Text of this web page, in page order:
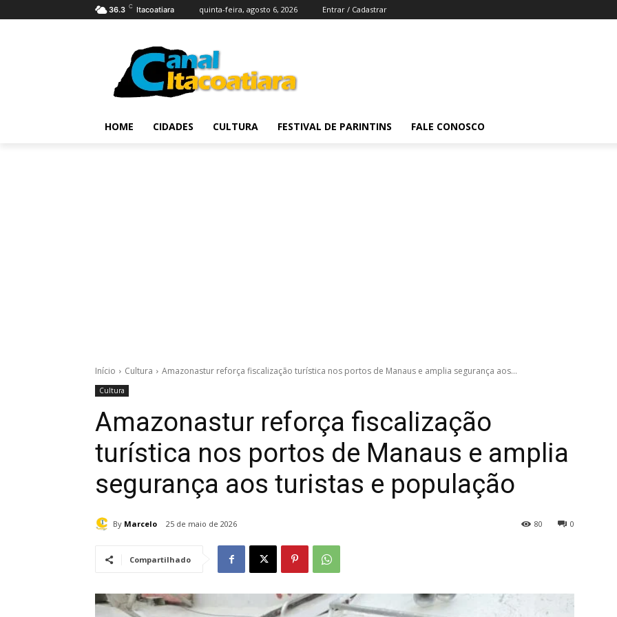
36.3 C Itacoatiara quinta-feira, agosto 6, 2026 Entrar / Cadastrar
HOME CIDADES CULTURA FESTIVAL DE PARINTINS FALE CONOSCO
Início Cultura Amazonastur reforça fiscalização turística nos portos de Manaus e amplia segurança aos...
Cultura
Amazonastur reforça fiscalização
turística nos portos de Manaus e amplia
segurança aos turistas e população
By Marcelo 25 de maio de 2026 0
80
Compartilhado